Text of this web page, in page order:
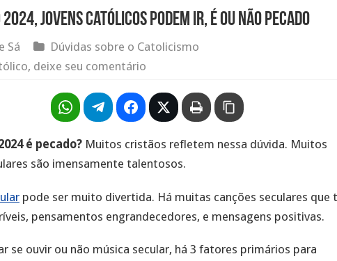
2024, jovens católicos podem ir, é ou não pecado
Sá
Dúvidas sobre o Catolicismo
deixe seu comentário
é pecado? Muitos cristãos refletem nessa dúvida. Muitos
são imensamente talentosos.
pode ser muito divertida. Há muitas canções seculares que
pensamentos engrandecedores, e mensagens positivas.
se ouvir ou não música secular, há 3 fatores primários para